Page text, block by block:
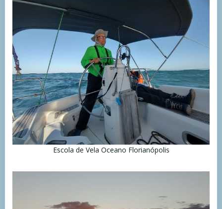
Escola de Vela Oceano Florianópolis